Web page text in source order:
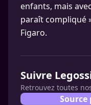
enfants, mais
paraît compliqué
Figaro.
Suivre
Retrouvez toutes
Source